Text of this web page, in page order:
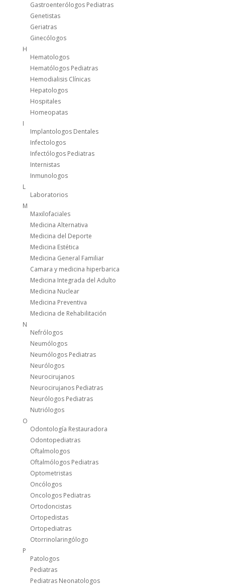
Gastroenterólogos Pediatras
Genetistas
Geriatras
Ginecólogos
H
Hematologos
Hematólogos Pediatras
Hemodialisis Clínicas
Hepatologos
Hospitales
Homeopatas
I
Implantologos Dentales
Infectologos
Infectólogos Pediatras
Internistas
Inmunologos
L
Laboratorios
M
Maxilofaciales
Medicina Alternativa
Medicina del Deporte
Medicina Estética
Medicina General Familiar
Camara y medicina hiperbarica
Medicina Integrada del Adulto
Medicina Nuclear
Medicina Preventiva
Medicina de Rehabilitación
N
Nefrólogos
Neumólogos
Neumólogos Pediatras
Neurólogos
Neurocirujanos
Neurocirujanos Pediatras
Neurólogos Pediatras
Nutriólogos
O
Odontología Restauradora
Odontopediatras
Oftalmologos
Oftalmólogos Pediatras
Optometristas
Oncólogos
Oncologos Pediatras
Ortodoncistas
Ortopedistas
Ortopediatras
Otorrinolaringólogo
P
Patologos
Pediatras
Pediatras Neonatologos